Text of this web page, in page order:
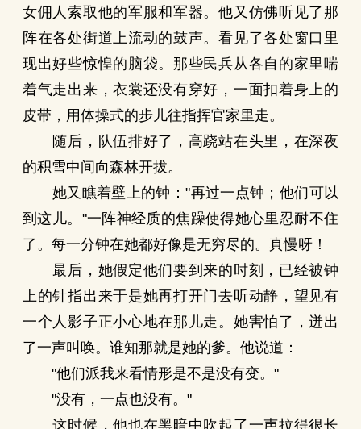
女佣人索取他的军服和军器。他又仿佛听见了那
阵在各处街道上流动的鼓声。看见了各处窗口里
现出好些惊惶的脑袋。那些民兵从各自的家里喘
着气走出来，衣裳还没有穿好，一面扣着身上的
皮带，用体操式的步儿往指挥官家里走。
随后，队伍排好了，高跷站在头里，在深夜
的积雪中间向森林开拔。
她又瞧着壁上的钟："再过一点钟；他们可以
到这儿。"一阵神经质的焦躁使得她心里忍耐不住
了。每一分钟在她都好像是无穷尽的。真慢呀！
最后，她假定他们要到来的时刻，已经被钟
上的针指出来于是她再打开门去听动静，望见有
一个人影子正小心地在那儿走。她害怕了，迸出
了一声叫唤。谁知那就是她的爹。他说道：
"他们派我来看情形是不是没有变。"
"没有，一点也没有。"
这时候，他也在黑暗中吹起了一声拉得很长